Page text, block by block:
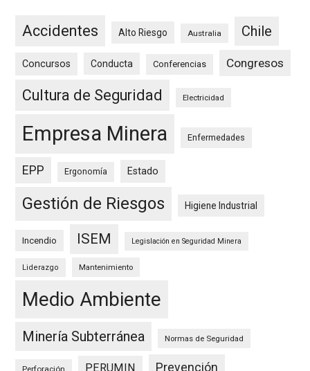
Accidentes Alto Riesgo Australia Chile
Concursos Conducta Conferencias Congresos
Cultura de Seguridad Electricidad
Empresa Minera Enfermedades
EPP Ergonomía Estado
Gestión de Riesgos Higiene Industrial
Incendio ISEM Legislación en Seguridad Minera
Liderazgo Mantenimiento
Medio Ambiente
Minería Subterránea Normas de Seguridad
Perforación PERUMIN Prevención